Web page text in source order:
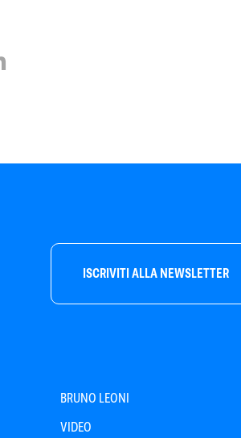
ISCRIVITI ALLA NEWSLETTER
BRUNO LEONI
VIDEO